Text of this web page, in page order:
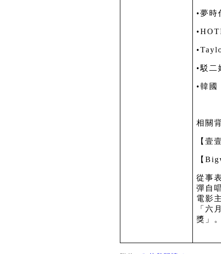
•夢時
•
•
•駁二
•韓國
相關
【壹
【
從事
彈自
電影
「六
獎」